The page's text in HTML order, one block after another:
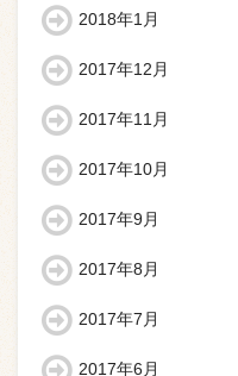
2018年1月
2017年12月
2017年11月
2017年10月
2017年9月
2017年8月
2017年7月
2017年6月